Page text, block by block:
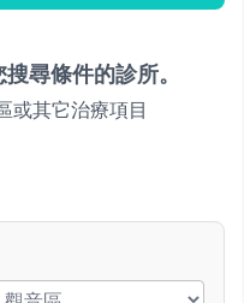
尋條件的診所。
或其它治療項目